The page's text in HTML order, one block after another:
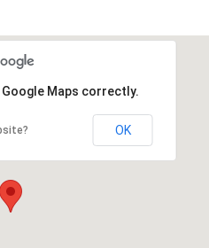
Maps correctly.
OK